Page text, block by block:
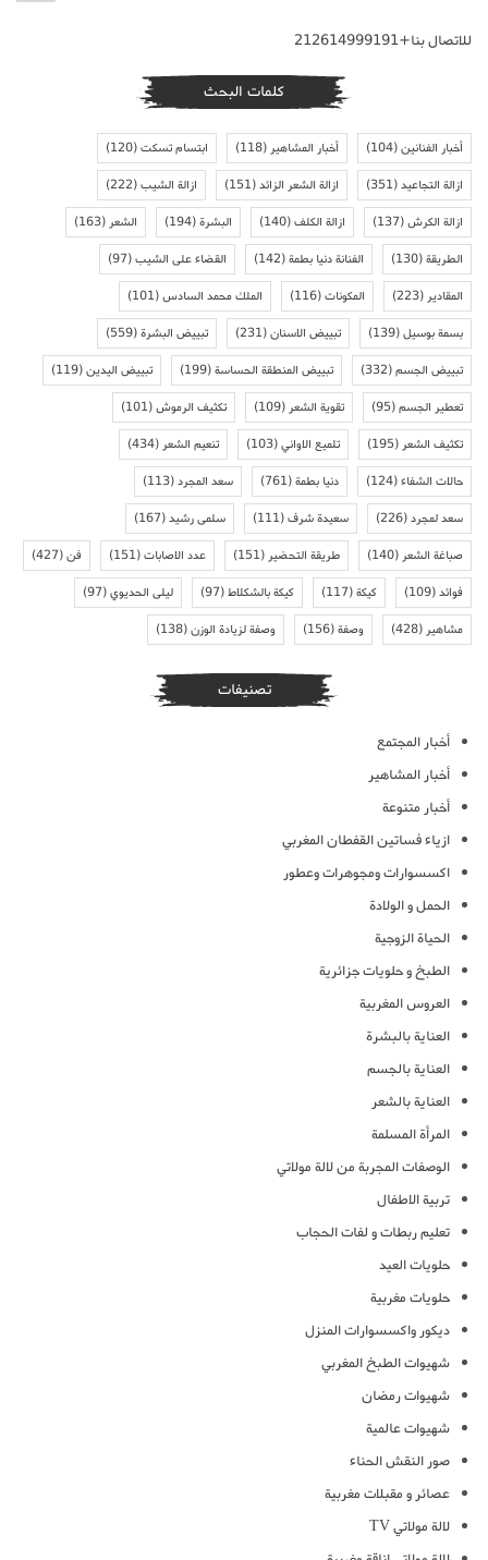
للاتصال بنا+212614999191
كلمات البحث
أخبار الفنانين(104) أخبار المشاهير(118) ابتسام تسكت(120)
ازالة التجاعيد(351) ازالة الشعر الزائد(151) ازالة الشيب(222)
ازالة الكرش(137) ازالة الكلف(140) البشرة(194) الشعر(163)
الطريقة(130) الفنانة دنيا بطمة(142) القضاء على الشيب(97)
المقادير(223) المكونات(116) الملك محمد السادس(101)
بسمة بوسيل(139) تبييض الاسنان(231) تبييض البشرة(559)
تبييض الجسم(332) تبييض المنطقة الحساسة(199) تبييض اليدين(119)
تعطير الجسم(95) تقوية الشعر(109) تكثيف الرموش(101)
تكثيف الشعر(195) تلميع الاواني(103) تنعيم الشعر(434)
حالات الشفاء(124) دنيا بطمة(761) سعد المجرد(113)
سعد لمجرد(226) سعيدة شرف(111) سلمى رشيد(167)
صباغة الشعر(140) طريقة التحضير(151) عدد الاصابات(151) فن(427)
فوائد(109) كيكة(117) كيكة بالشكلاط(97) ليلى الحديوي(97)
مشاهير(428) وصفة(156) وصفة لزيادة الوزن(138)
تصنيفات
أخبار المجتمع
أخبار المشاهير
أخبار متنوعة
ازياء فساتين القفطان المغربي
اكسسوارات ومجوهرات وعطور
الحمل و الولادة
الحياة الزوجية
الطبخ و حلويات جزائرية
العروس المغربية
العناية بالبشرة
العناية بالجسم
العناية بالشعر
المرأة المسلمة
الوصفات المجربة من لالة مولاتي
تربية الاطفال
تعليم ربطات و لفات الحجاب
حلويات العيد
حلويات مغربية
ديكور واكسسوارات المنزل
شهيوات الطبخ المغربي
شهيوات رمضان
شهيوات عالمية
صور النقش الحناء
عصائر و مقبلات مغربية
لالة مولاتي TV